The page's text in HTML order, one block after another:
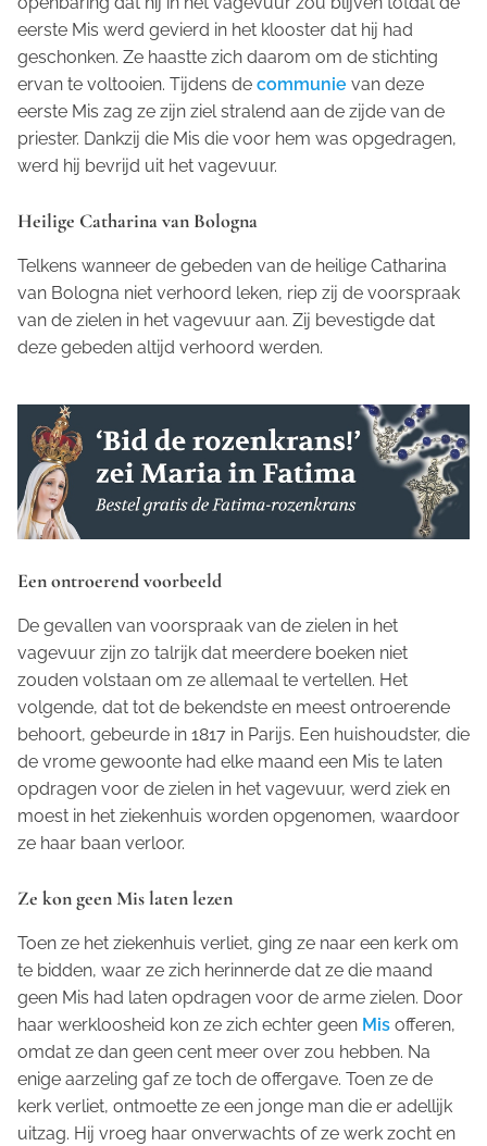
eerste Mis werd gevierd in het klooster dat hij had
geschonken. Ze haastte zich daarom om de stichting
ervan te voltooien. Tijdens de communie van deze
eerste Mis zag ze zijn ziel stralend aan de zijde van de
priester. Dankzij die Mis die voor hem was opgedragen,
werd hij bevrijd uit het vagevuur.
Heilige Catharina van Bologna
Telkens wanneer de gebeden van de heilige Catharina
van Bologna niet verhoord leken, riep zij de voorspraak
van de zielen in het vagevuur aan. Zij bevestigde dat
deze gebeden altijd verhoord werden.
Een ontroerend voorbeeld
De gevallen van voorspraak van de zielen in het
vagevuur zijn zo talrijk dat meerdere boeken niet
zouden volstaan om ze allemaal te vertellen. Het
volgende, dat tot de bekendste en meest ontroerende
behoort, gebeurde in 1817 in Parijs. Een huishoudster, die
de vrome gewoonte had elke maand een Mis te laten
opdragen voor de zielen in het vagevuur, werd ziek en
moest in het ziekenhuis worden opgenomen, waardoor
ze haar baan verloor.
Ze kon geen Mis laten lezen
Toen ze het ziekenhuis verliet, ging ze naar een kerk om
te bidden, waar ze zich herinnerde dat ze die maand
geen Mis had laten opdragen voor de arme zielen. Door
haar werkloosheid kon ze zich echter geen Mis offeren,
omdat ze dan geen cent meer over zou hebben. Na
enige aarzeling gaf ze toch de offergave. Toen ze de
kerk verliet, ontmoette ze een jonge man die er adellijk
uitzag. Hij vroeg haar onverwachts of ze werk zocht en